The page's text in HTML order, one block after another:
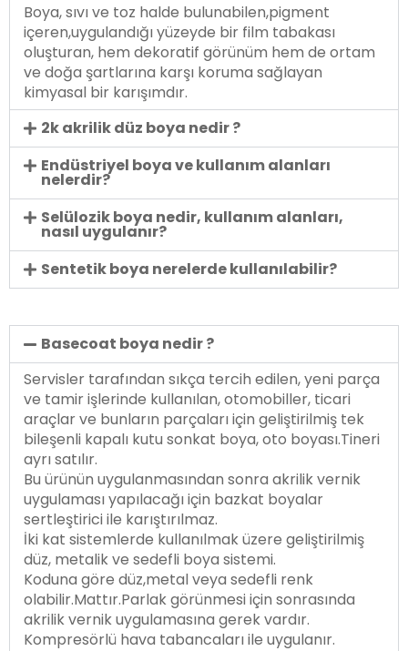
Boya, sıvı ve toz halde bulunabilen,pigment
içeren,uygulandığı yüzeyde bir film tabakası
oluşturan, hem dekoratif görünüm hem de ortam
ve doğa şartlarına karşı koruma sağlayan
kimyasal bir karışımdır.
2k akrilik düz boya nedir ?
Endüstriyel boya ve kullanım alanları
nelerdir?
Selülozik boya nedir, kullanım alanları,
nasıl uygulanır?
Sentetik boya nerelerde kullanılabilir?
Basecoat boya nedir ?
Servisler tarafından sıkça tercih edilen, yeni parça
ve tamir işlerinde kullanılan, otomobiller, ticari
araçlar ve bunların parçaları için geliştirilmiş tek
bileşenli kapalı kutu sonkat boya, oto boyası.Tineri
ayrı satılır.
Bu ürünün uygulanmasından sonra akrilik vernik
uygulaması yapılacağı için bazkat boyalar
sertleştirici ile karıştırılmaz.
İki kat sistemlerde kullanılmak üzere geliştirilmiş
düz, metalik ve sedefli boya sistemi.
Koduna göre düz,metal veya sedefli renk
olabilir.Mattır.Parlak görünmesi için sonrasında
akrilik vernik uygulamasına gerek vardır.
Kompresörlü hava tabancaları ile uygulanır.